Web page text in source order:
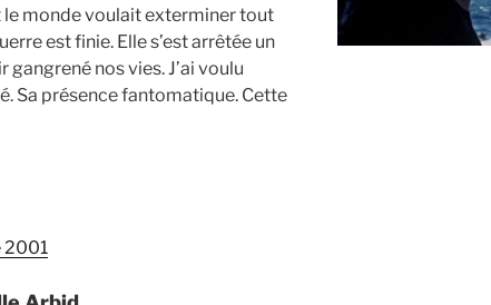
le monde voulait exterminer tout
est finie. Elle s’est arrêtée un
nos vies. J’ai voulu
Sa présence fantomatique. Cette
2001